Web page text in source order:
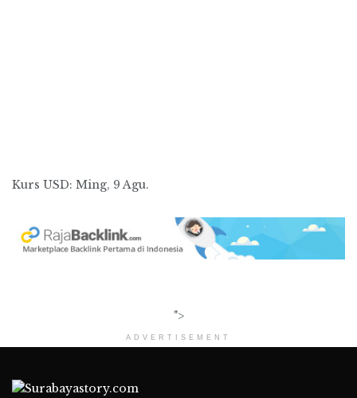
Kurs USD: Ming, 9 Agu.
">
ADVERTISEMENT